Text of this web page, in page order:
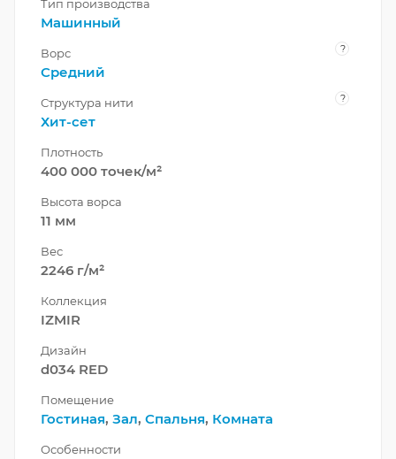
Тип производства
Машинный
Ворс ?
Средний
Структура нити ?
Хит-сет
Плотность
400 000 точек/м²
Высота ворса
11 мм
Вес
2246 г/м²
Коллекция
IZMIR
Дизайн
d034 RED
Помещение
Гостиная, Зал, Спальня, Комната
Особенности